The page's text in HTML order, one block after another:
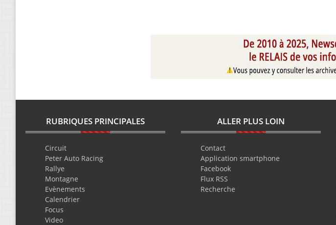
RUBRIQUES PRINCIPALES
Circuit
Peter Auto Racing
Rallye
Montagne
Evènements
Calendrier
Focus
Video
ALLER PLUS LOIN
Contact
Application smartphone
Facebook
Flux RSS
Recherche